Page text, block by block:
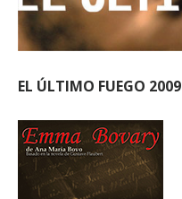
EL ÚLTIMO FUEGO 2009